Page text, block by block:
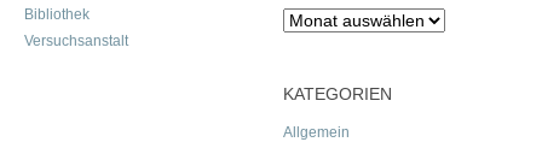
Bibliothek
Versuchsanstalt
Archiv
KATEGORIEN
Allgemein